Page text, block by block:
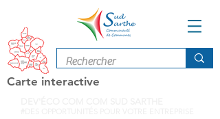
Carte interactive